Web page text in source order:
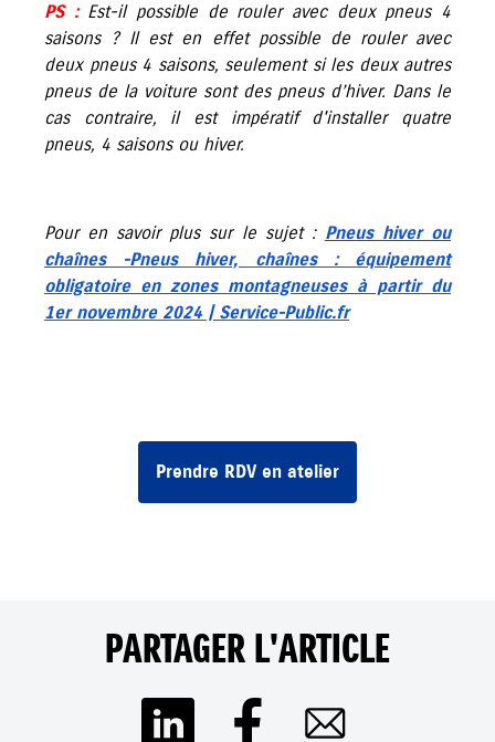
PS :Est-il possible de rouler avec deux pneus 4
saisons ? Il est en effet possible de rouler avec
deux pneus 4 saisons, seulement si les deux autres
pneus de la voiture sont des pneus d’hiver. Dans le
cas contraire, il est impératif d'installer quatre
pneus, 4 saisons ou hiver.
Pour en savoir plus sur le sujet : Pneus hiver ou
chaînes -Pneus hiver, chaînes : équipement
obligatoire en zones montagneuses à partir du
1er novembre 2024 | Service-Public.fr
Prendre RDV en atelier
PARTAGER L'ARTICLE